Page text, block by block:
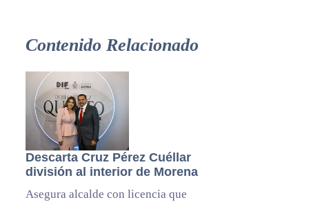
Contenido Relacionado
Descarta Cruz Pérez Cuéllar
división al interior de Morena
Asegura alcalde con licencia que